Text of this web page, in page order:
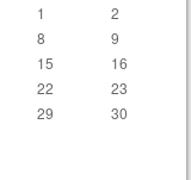
1
2
8
9
15
16
22
23
29
30